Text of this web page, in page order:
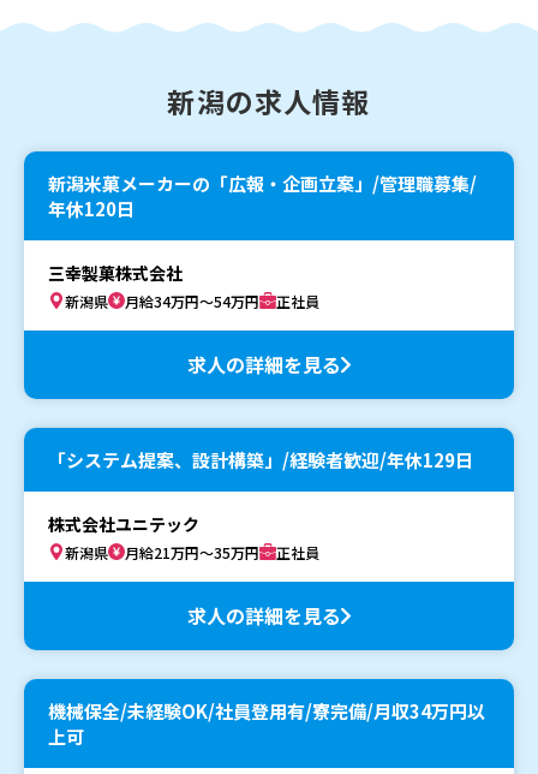
新潟の求人情報
新潟米菓メーカーの「広報・企画立案」/管理職募集/
年休120日
三幸製菓株式会社
新潟県 月給34万円～54万円 正社員
求人の詳細を見る
「システム提案、設計構築」/経験者歓迎/年休129日
株式会社ユニテック
新潟県 月給21万円～35万円 正社員
求人の詳細を見る
機械保全/未経験OK/社員登用有/寮完備/月収34万円以
上可